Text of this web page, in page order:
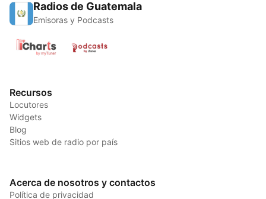
Radios de Guatemala
Emisoras y Podcasts
Recursos
Locutores
Widgets
Blog
Sitios web de radio por país
Acerca de nosotros y contactos
Política de privacidad